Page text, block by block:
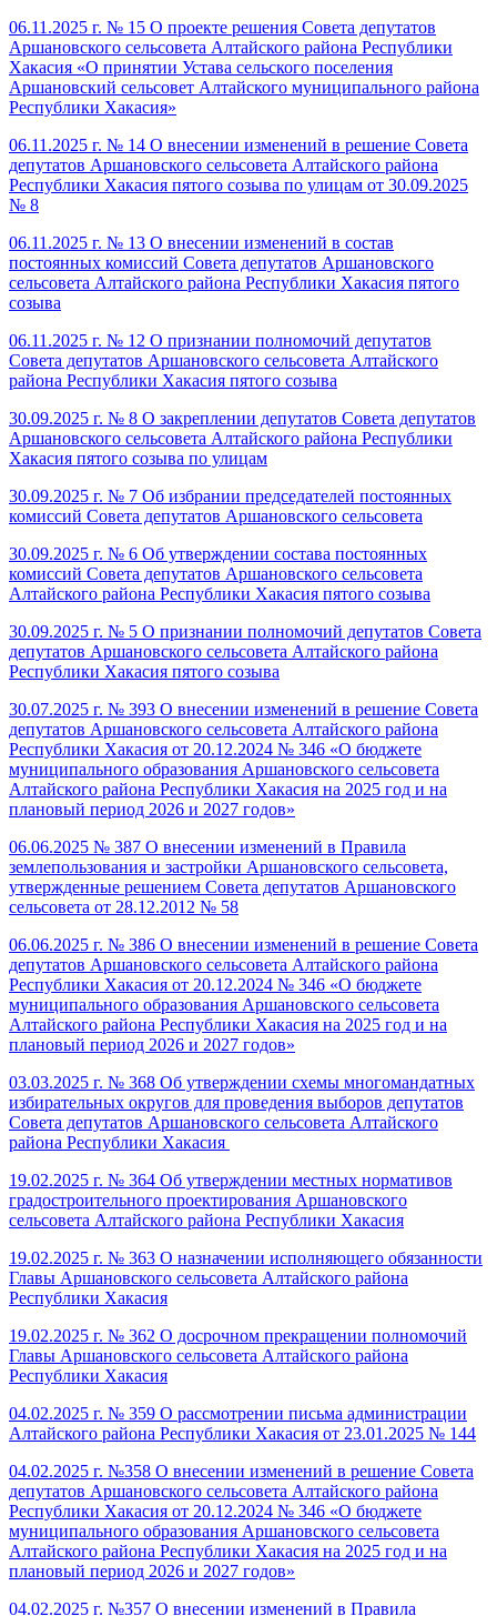
06.11.2025 г. № 15 О проекте решения Совета депутатов
Аршановского сельсовета Алтайского района Республики
Хакасия «О принятии Устава сельского поселения
Аршановский сельсовет Алтайского муниципального района
Республики Хакасия»
06.11.2025 г. № 14 О внесении изменений в решение Совета
депутатов Аршановского сельсовета Алтайского района
Республики Хакасия пятого созыва по улицам от 30.09.2025
№ 8
06.11.2025 г. № 13 О внесении изменений в состав
постоянных комиссий Совета депутатов Аршановского
сельсовета Алтайского района Республики Хакасия пятого
созыва
06.11.2025 г. № 12 О признании полномочий депутатов
Совета депутатов Аршановского сельсовета Алтайского
района Республики Хакасия пятого созыва
30.09.2025 г. № 8 О закреплении депутатов Совета депутатов
Аршановского сельсовета Алтайского района Республики
Хакасия пятого созыва по улицам
30.09.2025 г. № 7 Об избрании председателей постоянных
комиссий Совета депутатов Аршановского сельсовета
30.09.2025 г. № 6 Об утверждении состава постоянных
комиссий Совета депутатов Аршановского сельсовета
Алтайского района Республики Хакасия пятого созыва
30.09.2025 г. № 5 О признании полномочий депутатов Совета
депутатов Аршановского сельсовета Алтайского района
Республики Хакасия пятого созыва
30.07.2025 г. № 393 О внесении изменений в решение Совета
депутатов Аршановского сельсовета Алтайского района
Республики Хакасия от 20.12.2024 № 346 «О бюджете
муниципального образования Аршановского сельсовета
Алтайского района Республики Хакасия на 2025 год и на
плановый период 2026 и 2027 годов»
06.06.2025 № 387 О внесении изменений в Правила
землепользования и застройки Аршановского сельсовета,
утвержденные решением Совета депутатов Аршановского
сельсовета от 28.12.2012 № 58
06.06.2025 г. № 386 О внесении изменений в решение Совета
депутатов Аршановского сельсовета Алтайского района
Республики Хакасия от 20.12.2024 № 346 «О бюджете
муниципального образования Аршановского сельсовета
Алтайского района Республики Хакасия на 2025 год и на
плановый период 2026 и 2027 годов»
03.03.2025 г. № 368 Об утверждении схемы многомандатных
избирательных округов для проведения выборов депутатов
Совета депутатов Аршановского сельсовета Алтайского
района Республики Хакасия
19.02.2025 г. № 364 Об утверждении местных нормативов
градостроительного проектирования Аршановского
сельсовета Алтайского района Республики Хакасия
19.02.2025 г. № 363 О назначении исполняющего обязанности
Главы Аршановского сельсовета Алтайского района
Республики Хакасия
19.02.2025 г. № 362 О досрочном прекращении полномочий
Главы Аршановского сельсовета Алтайского района
Республики Хакасия
04.02.2025 г. № 359 О рассмотрении письма администрации
Алтайского района Республики Хакасия от 23.01.2025 № 144
04.02.2025 г. №358 О внесении изменений в решение Совета
депутатов Аршановского сельсовета Алтайского района
Республики Хакасия от 20.12.2024 № 346 «О бюджете
муниципального образования Аршановского сельсовета
Алтайского района Республики Хакасия на 2025 год и на
плановый период 2026 и 2027 годов»
04.02.2025 г. №357 О внесении изменений в Правила